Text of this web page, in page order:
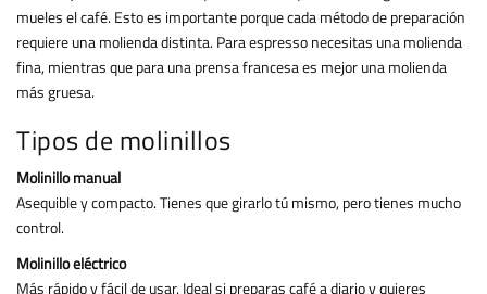
mueles el café. Esto es importante porque cada método de preparación
requiere una molienda distinta. Para espresso necesitas una molienda
fina, mientras que para una prensa francesa es mejor una molienda
más gruesa.
Tipos de molinillos
Molinillo manual
Asequible y compacto. Tienes que girarlo tú mismo, pero tienes mucho
control.
Molinillo eléctrico
Más rápido y fácil de usar. Ideal si preparas café a diario y quieres